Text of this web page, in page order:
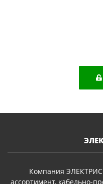
Компания
ассортимент, кабельно-